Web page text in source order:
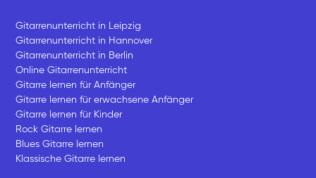
Gitarrenunterricht in Leipzig
Gitarrenunterricht in Hannover
Gitarrenunterricht in Berlin
Online Gitarrenunterricht
Gitarre lernen für Anfänger
Gitarre lernen für erwachsene Anfänger
Gitarre lernen für Kinder
Rock Gitarre lernen
Blues Gitarre lernen
Klassische Gitarre lernen